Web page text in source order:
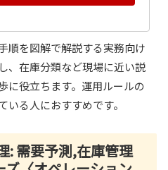
順を図解で解説する実務向け
、在庫分類など現場に近い説
に役立ちます。運用ルールの
いる人におすすめです。
: 需要予測,在庫管理